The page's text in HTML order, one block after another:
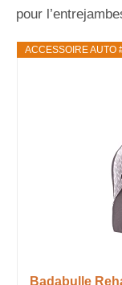
pour
ACCESSOIRE AUTO
Badabulle